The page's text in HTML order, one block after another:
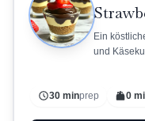
Ein
und
30 minprep 0